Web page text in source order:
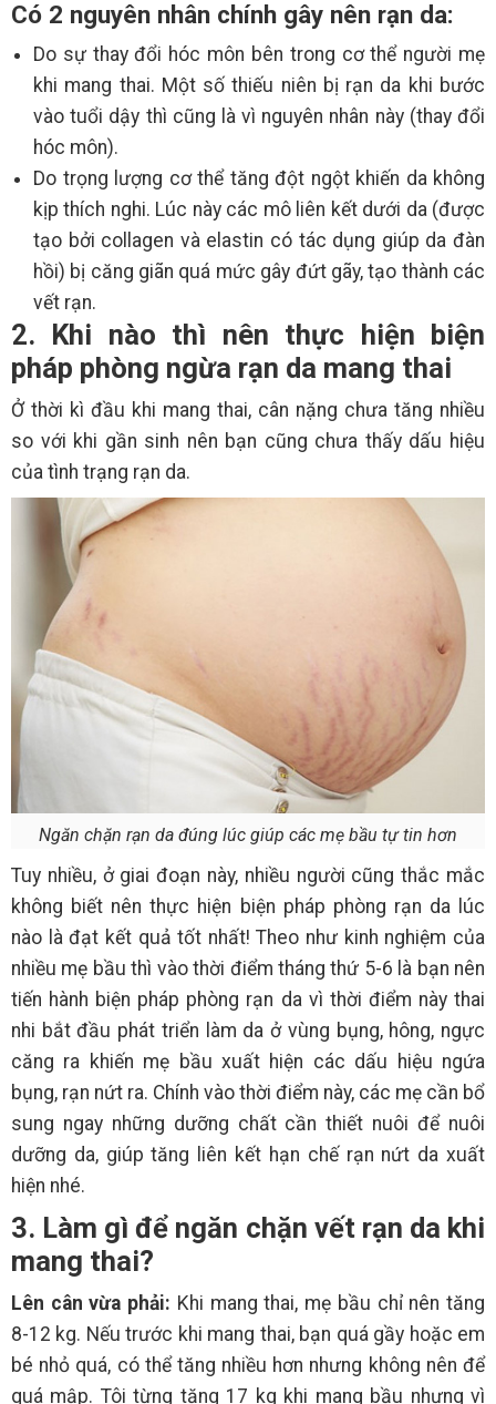
Có 2 nguyên nhân chính gây nên rạn da:
Do sự thay đổi hóc môn bên trong cơ thể người mẹ
khi mang thai. Một số thiếu niên bị rạn da khi bước
vào tuổi dậy thì cũng là vì nguyên nhân này (thay đổi
hóc môn).
Do trọng lượng cơ thể tăng đột ngột khiến da không
kịp thích nghi. Lúc này các mô liên kết dưới da (được
tạo bởi collagen và elastin có tác dụng giúp da đàn
hồi) bị căng giãn quá mức gây đứt gãy, tạo thành các
vết rạn.
2. Khi nào thì nên thực hiện biện
pháp phòng ngừa rạn da mang thai
Ở thời kì đầu khi mang thai, cân nặng chưa tăng nhiều
so với khi gần sinh nên bạn cũng chưa thấy dấu hiệu
của tình trạng rạn da.
Ngăn chặn rạn da đúng lúc giúp các mẹ bầu tự tin hơn
Tuy nhiều, ở giai đoạn này, nhiều người cũng thắc mắc
không biết nên thực hiện biện pháp phòng rạn da lúc
nào là đạt kết quả tốt nhất! Theo như kinh nghiệm của
nhiều mẹ bầu thì vào thời điểm tháng thứ 5-6 là bạn nên
tiến hành biện pháp phòng rạn da vì thời điểm này thai
nhi bắt đầu phát triển làm da ở vùng bụng, hông, ngực
căng ra khiến mẹ bầu xuất hiện các dấu hiệu ngứa
bụng, rạn nứt ra. Chính vào thời điểm này, các mẹ cần bổ
sung ngay những dưỡng chất cần thiết nuôi để nuôi
dưỡng da, giúp tăng liên kết hạn chế rạn nứt da xuất
hiện nhé.
3. Làm gì để ngăn chặn vết rạn da khi
mang thai?
Lên cân vừa phải: Khi mang thai, mẹ bầu chỉ nên tăng
8-12 kg. Nếu trước khi mang thai, bạn quá gầy hoặc em
bé nhỏ quá, có thể tăng nhiều hơn nhưng không nên để
quá mập. Tôi từng tăng 17 kg khi mang bầu nhưng vì